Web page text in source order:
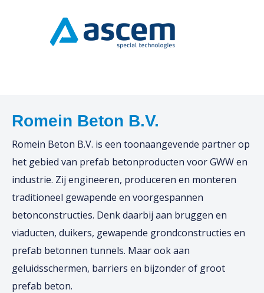
Romein Beton B.V.
Romein Beton B.V. is een toonaangevende partner op
het gebied van prefab betonproducten voor GWW en
industrie. Zij engineeren, produceren en monteren
traditioneel gewapende en voorgespannen
betonconstructies. Denk daarbij aan bruggen en
viaducten, duikers, gewapende grondconstructies en
prefab betonnen tunnels. Maar ook aan
geluidsschermen, barriers en bijzonder of groot
prefab beton.